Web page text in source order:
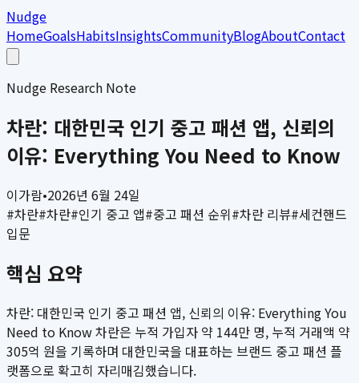
Nudge
HomeGoalsHabitsInsightsCommunityBlogAboutContact
Nudge Research Note
차란: 대한민국 인기 중고 패션 앱, 신뢰의
이유: Everything You Need to Know
이가람•2026년 6월 24일
#차란#차란#인기 중고 앱#중고 패션 순위#차란 리뷰#세컨핸드
입문
핵심 요약
차란: 대한민국 인기 중고 패션 앱, 신뢰의 이유: Everything You
Need to Know 차란은 누적 가입자 약 144만 명, 누적 거래액 약
305억 원을 기록하며 대한민국을 대표하는 브랜드 중고 패션 플
랫폼으로 확고히 자리매김했습니다.